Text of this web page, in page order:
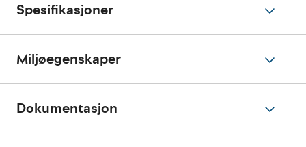
Spesifikasjoner
Miljøegenskaper
Dokumentasjon